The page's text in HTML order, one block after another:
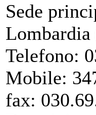
Sede
Lombardia
Telefono:
Mobile:
fax: